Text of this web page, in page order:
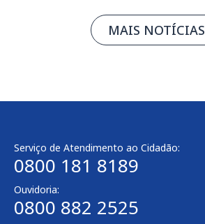
MAIS NOTÍCIAS
Serviço de Atendimento ao Cidadão:
0800 181 8189
Ouvidoria:
0800 882 2525